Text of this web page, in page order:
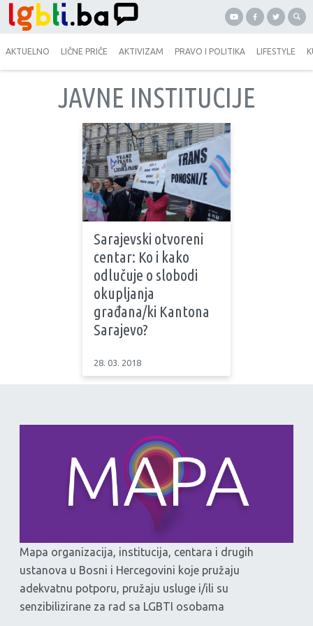
AKTUELNO LIČNE PRIČE AKTIVIZAM PRAVO I POLITIKA LIFESTYLE
JAVNE INSTITUCIJE
Sarajevski otvoreni
centar: Ko i kako
odlučuje o slobodi
okupljanja
građana/ki Kantona
Sarajevo?
28. 03. 2018
Mapa organizacija, institucija, centara i drugih
ustanova u Bosni i Hercegovini koje pružaju
adekvatnu potporu, pružaju usluge i/ili su
senzibilizirane za rad sa LGBTI osobama